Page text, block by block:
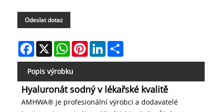
Odeslat dotaz
Facebook
X WhatsAppPinterestLinkedIn
Popis výrobku
Hyaluronát sodný v lékařské kvalitě
AMHWA® je profesionální výrobci a dodavatelé